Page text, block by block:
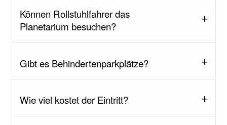
Können Rollstuhlfahrer das
Planetarium besuchen?
Gibt es Behindertenparkplätze?
Wie viel kostet der Eintritt?